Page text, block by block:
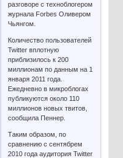
разговоре с техноблогером
журнала Forbes Оливером
Чьянгом.
Количество пользователей
Twitter вплотную
приблизилось к 200
миллионам по данным на 1
января 2011 года.
Ежедневно в микроблогах
публикуются около 110
миллионов новых твитов,
сообщила Пеннер.
Таким образом, по
сравнению с сентябрем
2010 года аудитория Twitter